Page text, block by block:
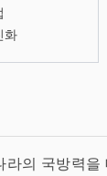
화
의 국방력을